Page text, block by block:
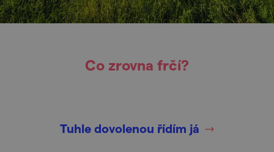
Co zrovna frčí?
Tuhle dovolenou řídím já